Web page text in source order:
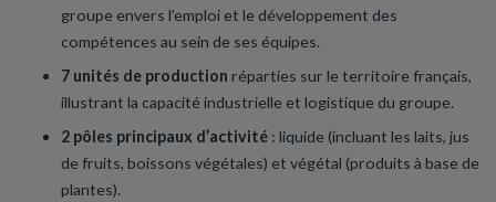
groupe envers l’emploi et le développement des
compétences au sein de ses équipes.
7 unités de production réparties sur le territoire français,
illustrant la capacité industrielle et logistique du groupe.
2 pôles principaux d’activité : liquide (incluant les laits, jus
de fruits, boissons végétales) et végétal (produits à base de
plantes).